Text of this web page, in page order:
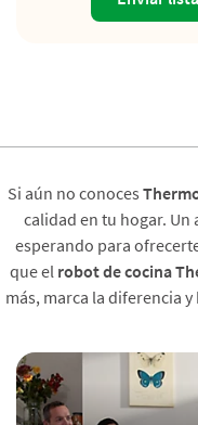
Si aún no conoces
calidad en tu hogar. Un
esperando para
que el robot de cocina
más, marca la diferencia